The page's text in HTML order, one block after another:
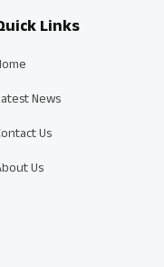
Links
News
Us
Us